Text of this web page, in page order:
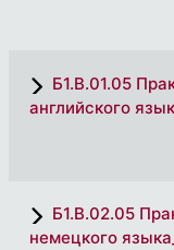
Б1.В.01.05
английского
Б1.В.02.05
немецкого